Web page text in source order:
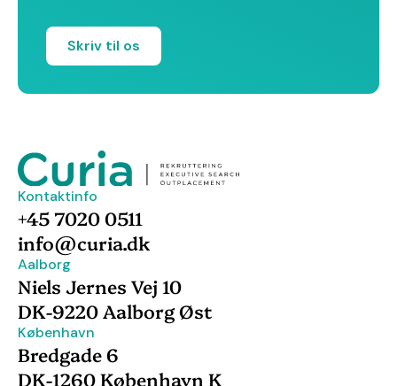
Skriv til os
Kontaktinfo
+45 7020 0511
info@curia.dk
Aalborg
Niels Jernes Vej 10
DK-9220 Aalborg Øst
København
Bredgade 6
DK-1260 København K